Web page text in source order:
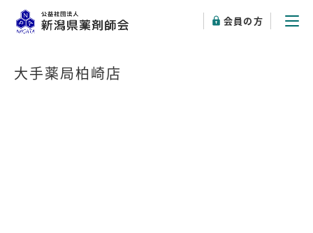
会員の方
大手薬局柏崎店